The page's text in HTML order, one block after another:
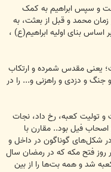
و سپس ابراهیم به کمک
محمد و قبل از بعثت، به
بنای اولیه ابراهیم(ع) ،
یعنی مقدس شمرده و ارتکاب
جنگ و دزدی و راهزنی و... را در
تولیت کعبه، رخ داد، نجات
فیل بود.. مقارن با
شکل‌های گوناگون در داخل و
روز فتح مکه که در رمضان سال
شد و همه بت‌ها را از بین